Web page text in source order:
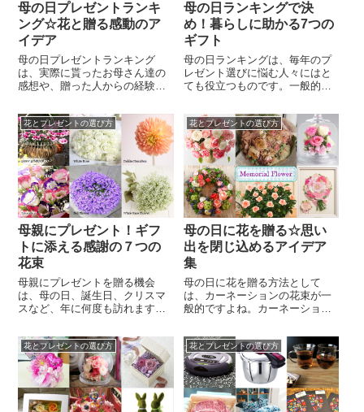
母の日プレゼントランキ
ング☆花と贈る感動のア
イデア
母の日プレゼントランキング
は、実際に貰ったお母さん達の
感想や、贈った人からの経験談
の日プレゼントを選ぶのは毎年
のことなので、迷ってしまいま
す。そこで参考にしたいのが、
母の日プレゼントランキング。
定番の母の日プレゼントもラン
キングにある一方で、最近のト
レンドの品まで掲載され、贈り
物のヒントが詰...
母の日ランキングで決
め！暮らしに助かる7つの
ギフト
母の日ランキングは、毎年のプ
レゼント選びに悩む人々にはと
ても役立つものです。一般的に
ーギフトや、ストールやバッグ
などのファッション小物…。そ
の他、お取り寄せスイーツなど
が人気です。一方で貰って嬉し
い母の日ランキングを参考にす
ると、実は「暮らしに助かるギ
フト」と言うキーワードが上が
ってきます。...
花とプレゼントの選び方
母親にプレゼント！ギフ
トに添える感謝の７つの
花束
母親にプレゼントを贈る機会
は、母の日、誕生日、クリスマ
スなど、年に何度も訪れます。
レゼントをあげない。」という
人も、照れくさいならば特別な
日の力を借り、感謝の気持ちを
込めて、とっておきのプレゼン
トを贈ってみてはいかがでしょ
うか。母親にプレゼントを贈る
花とプレゼントの選び方
母の日に花を贈る☆思い
出を閉じ込めるアイデア
集
母の日に花を贈る方法として
は、カーネーションの花束が一
般的ですよね。カーネーション
と花が枯れてしまうため、花と
一緒にお母さんが欲しがってい
るものや、好きな食事を一緒に
プレゼントするという人が多い
のではないでしょうか。しか
し、母の日の花を贈ったときの
花とプレゼントの選び方 花とプレゼントの選び方